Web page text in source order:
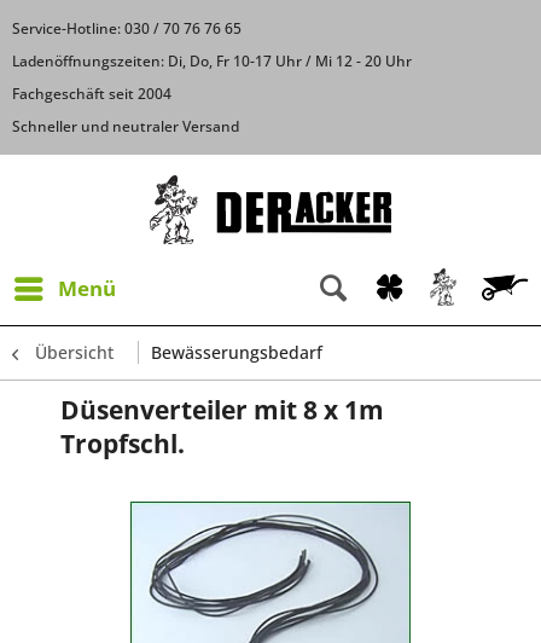
Service-Hotline: 030 / 70 76 76 65
Ladenöffnungszeiten: Di, Do, Fr 10-17 Uhr / Mi 12 - 20 Uhr
Fachgeschäft seit 2004
Schneller und neutraler Versand
Menü
Übersicht Bewässerungsbedarf
Düsenverteiler mit 8 x 1m
Tropfschl.